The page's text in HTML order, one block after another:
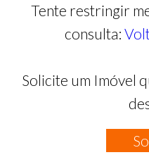
Tente restringir
consulta:
Solicite um Imóvel